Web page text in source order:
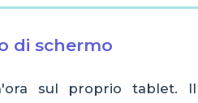
di schermo
sul proprio tablet.